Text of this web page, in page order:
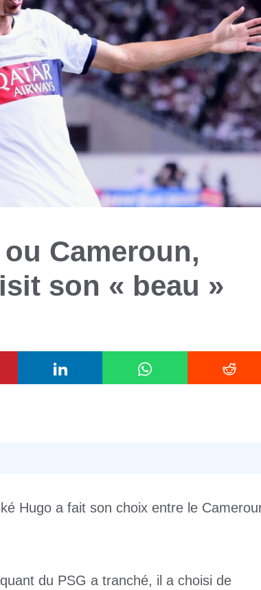
Cameroun,
son « beau »
Hugo a fait son choix entre le
du PSG a tranché, il a choisi de